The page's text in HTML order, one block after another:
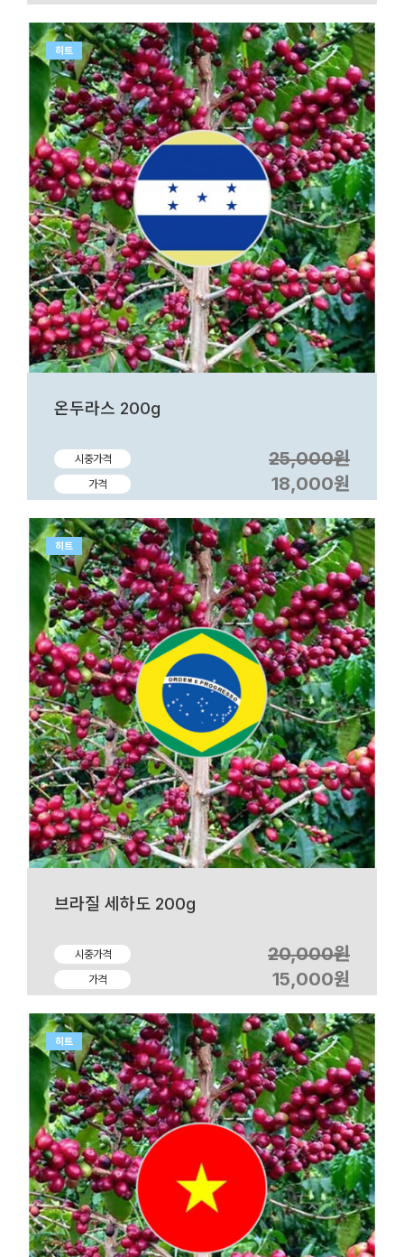
온두라스 200g
시중가격 25,000원
가격 18,000원
히트
브라질 세하도 200g
시중가격 20,000원
가격 15,000원
히트
히트